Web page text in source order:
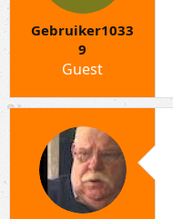
m
Gebruiker1033
9
Guest